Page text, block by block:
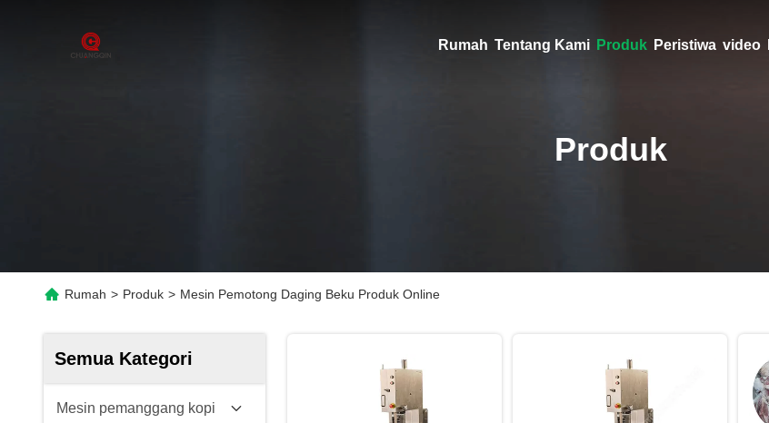
Rumah Tentang Kami Produk Peristiwa video
Produk
Rumah > Produk > Mesin Pemotong Daging Beku Produk Online
Semua Kategori
Mesin pemanggang kopi